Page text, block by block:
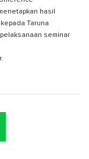
hasil
Taruna
seminar